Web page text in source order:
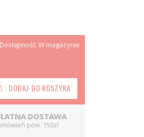
Dostępność: W magazynie
DODAJ DO KOSZYKA
DOSTAWA
pow. 150zł